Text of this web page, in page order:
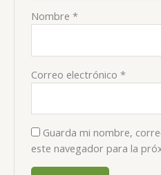
Nombre*
Correo electrónico*
Guarda mi nombre,
este navegador para la